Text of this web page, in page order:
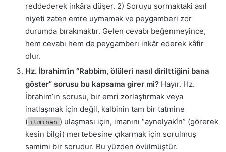
reddederek inkâra düşer. 2) Soruyu sormaktaki asıl
niyeti zaten emre uymamak ve peygamberi zor
durumda bırakmaktır. Gelen cevabı beğenmeyince,
hem cevabı hem de peygamberi inkâr ederek kâfir
olur.
Hz. İbrahim’in “Rabbim, ölüleri nasıl dirilttiğini bana
göster” sorusu bu kapsama girer mi? Hayır. Hz.
İbrahim’in sorusu, bir emri zorlaştırmak veya
inatlaşmak için değil, kalbinin tam bir tatmine
( itminan ) ulaşması için, imanını “aynelyakîn” (görerek
kesin bilgi) mertebesine çıkarmak için sorulmuş
samimi bir sorudur. Bu yüzden övülmüştür.